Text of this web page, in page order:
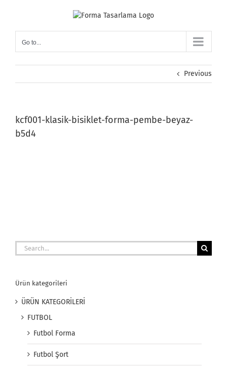
Go to...
Previous
kcf001-klasik-bisiklet-forma-pembe-beyaz-
b5d4
Search
for:
Ürün kategorileri
ÜRÜN KATEGORİLERİ
FUTBOL
Futbol Forma
Futbol Şort